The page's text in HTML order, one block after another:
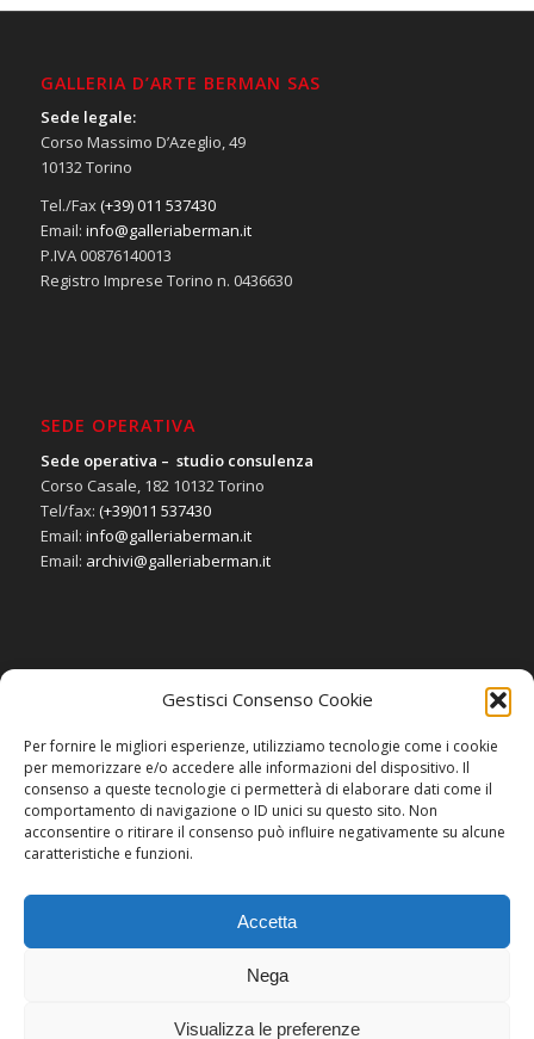
Gestisci Consenso Cookie
Per fornire le migliori esperienze, utilizziamo tecnologie come i cookie
per memorizzare e/o accedere alle informazioni del dispositivo. Il
consenso a queste tecnologie ci permetterà di elaborare dati come il
comportamento di navigazione o ID unici su questo sito. Non
acconsentire o ritirare il consenso può influire negativamente su alcune
caratteristiche e funzioni.
Accetta
Nega
Visualizza le preferenze
GALLERIA D’ARTE BERMAN SAS
Sede legale:
Corso Massimo D’Azeglio, 49
10132 Torino
Tel./Fax(+39) 011 537430
Email: info@galleriaberman.it
P.IVA 00876140013
Registro Imprese Torino n. 0436630
SEDE OPERATIVA
Sede operativa – studio consulenza
Corso Casale, 182 10132 Torino
Tel/fax: (+39)011 537430
Email: info@galleriaberman.it
Email: archivi@galleriaberman.it